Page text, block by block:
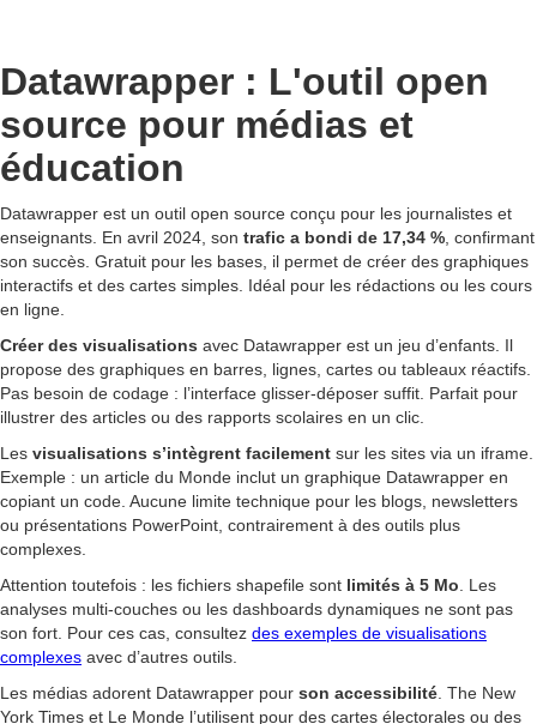
Datawrapper : L'outil open
source pour médias et
éducation
Datawrapper est un outil open source conçu pour les journalistes et
enseignants. En avril 2024, son trafic a bondi de 17,34 % , confirmant
son succès. Gratuit pour les bases, il permet de créer des graphiques
interactifs et des cartes simples. Idéal pour les rédactions ou les cours
en ligne.
Créer des visualisations avec Datawrapper est un jeu d’enfants. Il
propose des graphiques en barres, lignes, cartes ou tableaux réactifs.
Pas besoin de codage : l’interface glisser-déposer suffit. Parfait pour
illustrer des articles ou des rapports scolaires en un clic.
Les visualisations s’intègrent facilement sur les sites via un iframe.
Exemple : un article du Monde inclut un graphique Datawrapper en
copiant un code. Aucune limite technique pour les blogs, newsletters
ou présentations PowerPoint, contrairement à des outils plus
complexes.
Attention toutefois : les fichiers shapefile sont limités à 5 Mo . Les
analyses multi-couches ou les dashboards dynamiques ne sont pas
son fort. Pour ces cas, consultez des exemples de visualisations
complexes avec d’autres outils.
Les médias adorent Datawrapper pour son accessibilité . The New
York Times et Le Monde l’utilisent pour des cartes électorales ou des